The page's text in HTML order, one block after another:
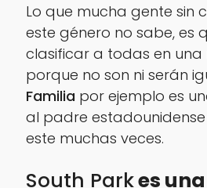
Lo que mucha gente sin
este género no sabe, es
clasificar a todas en una
porque no son ni serán
Familia por ejemplo es
al padre
este muchas veces.
South Parkes